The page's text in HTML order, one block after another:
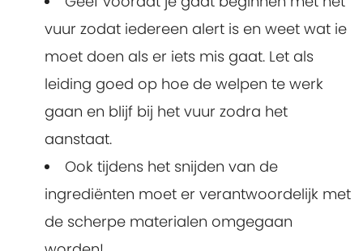
vuur zodat iedereen alert is en weet wat ie
moet doen als er iets mis gaat. Let als
leiding goed op hoe de welpen te werk
gaan en blijf bij het vuur zodra het
aanstaat.
Ook tijdens het snijden van de
ingrediënten moet er verantwoordelijk met
de scherpe materialen omgegaan